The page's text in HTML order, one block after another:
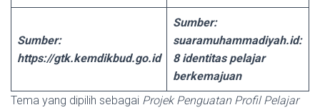
Sumber:
https://gtk.kemdikbud.go.id
Sumber:
suaramuhammadiyah.id:
8 identitas pelajar
berkemajuan
Tema yang dipilih sebagai Projek Penguatan Profil Pelajar